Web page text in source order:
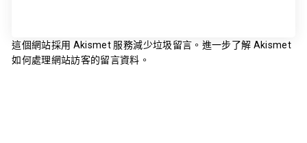
這個網站採用 Akismet 服務減少垃圾留言。 進一步了解 Akismet
如何處理網站訪客的留言資料 。